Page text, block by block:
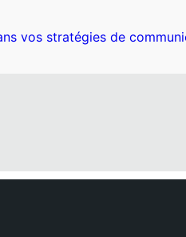
vos stratégies de